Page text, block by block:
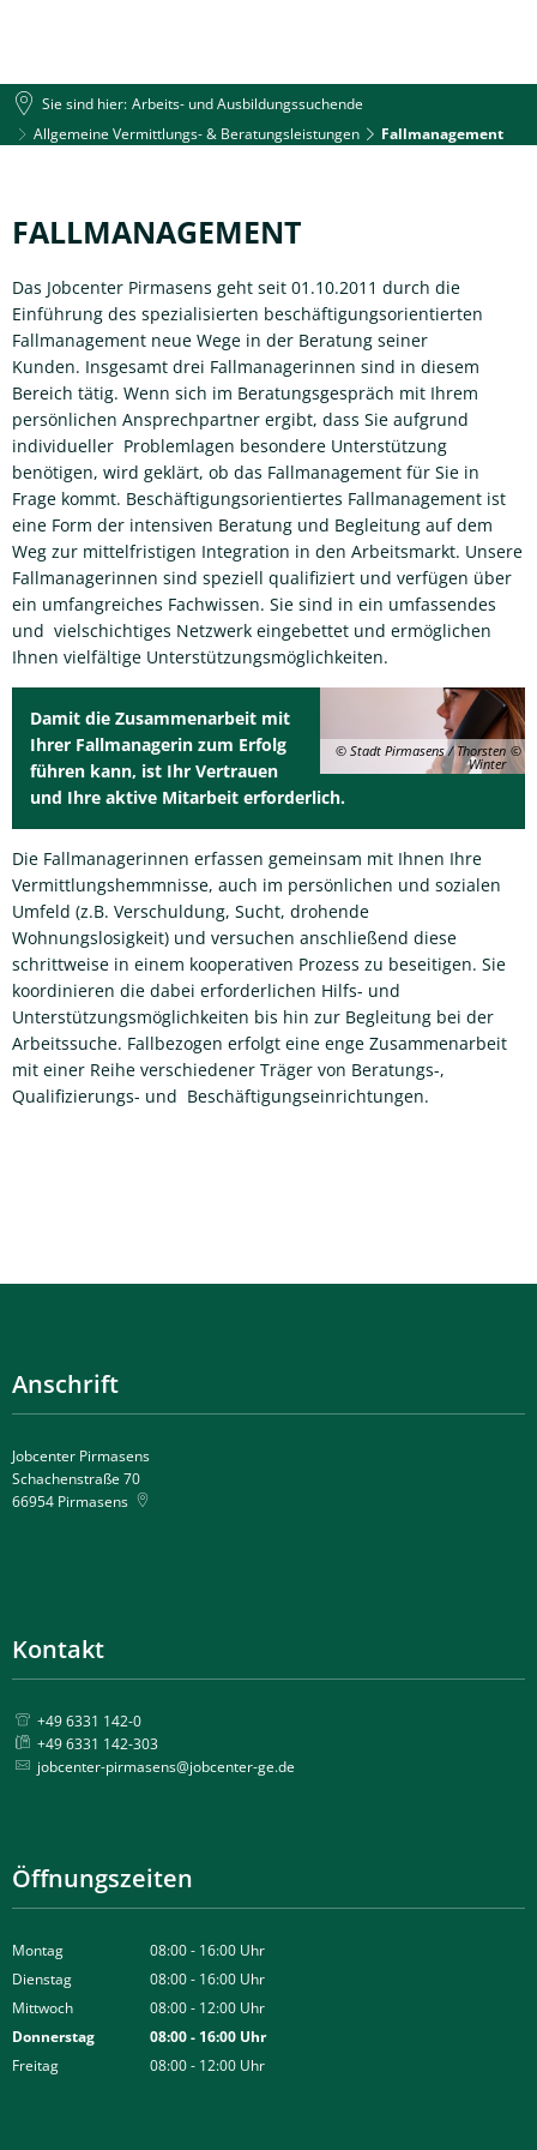
Sie sind hier: Arbeits- und Ausbildungssuchende
Allgemeine Vermittlungs- & Beratungsleistungen
Fallmanagement
FALLMANAGEMENT
Das Jobcenter Pirmasens geht seit 01.10.2011 durch die
Einführung des spezialisierten beschäftigungsorientierten
Fallmanagement neue Wege in der Beratung seiner
Kunden. Insgesamt drei Fallmanagerinnen sind in diesem
Bereich tätig. Wenn sich im Beratungsgespräch mit Ihrem
persönlichen Ansprechpartner ergibt, dass Sie aufgrund
individueller Problemlagen besondere Unterstützung
benötigen, wird geklärt, ob das Fallmanagement für Sie in
Frage kommt. Beschäftigungsorientiertes Fallmanagement ist
eine Form der intensiven Beratung und Begleitung auf dem
Weg zur mittelfristigen Integration in den Arbeitsmarkt. Unsere
Fallmanagerinnen sind speziell qualifiziert und verfügen über
ein umfangreiches Fachwissen. Sie sind in ein umfassendes
und vielschichtiges Netzwerk eingebettet und ermöglichen
Ihnen vielfältige Unterstützungsmöglichkeiten.
© Stadt Pirmasens / Thorsten
Winter
Damit die Zusammenarbeit mit
Ihrer Fallmanagerin zum Erfolg
führen kann, ist Ihr Vertrauen
und Ihre aktive Mitarbeit erforderlich.
Die Fallmanagerinnen erfassen gemeinsam mit Ihnen Ihre
Vermittlungshemmnisse, auch im persönlichen und sozialen
Umfeld (z.B. Verschuldung, Sucht, drohende
Wohnungslosigkeit) und versuchen anschließend diese
schrittweise in einem kooperativen Prozess zu beseitigen. Sie
koordinieren die dabei erforderlichen Hilfs- und
Unterstützungsmöglichkeiten bis hin zur Begleitung bei der
Arbeitssuche. Fallbezogen erfolgt eine enge Zusammenarbeit
mit einer Reihe verschiedener Träger von Beratungs-,
Qualifizierungs- und Beschäftigungseinrichtungen.
Anschrift
Jobcenter Pirmasens
Schachenstraße 70
66954 Pirmasens
Kontakt
+49 6331 142-0
+49 6331 142-303
jobcenter-pirmasens@jobcenter-ge.de
Öffnungszeiten
Montag 08:00- 16:00 Uhr
Von 08:00 bis 16:00 Uhr
Dienstag 08:00- 16:00 Uhr
Von 08:00 bis 16:00 Uhr
Mittwoch 08:00- 12:00 Uhr
Von 08:00 bis 12:00 Uhr
Donnerstag 08:00- 16:00 Uhr
Von 08:00 bis 16:00 Uhr
Freitag 08:00- 12:00 Uhr